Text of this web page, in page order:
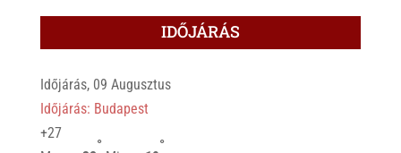
IDŐJÁRÁS
Időjárás, 09 Augusztus
Időjárás: Budapest
+27
° °